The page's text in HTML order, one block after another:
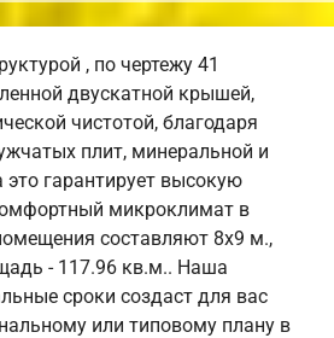
, по чертежу 41
двускатной крышей,
чистотой, благодаря
плит, минеральной и
это гарантирует высокую
микроклимат в
составляют 8х9 м.,
- 117.96 кв.м.. Наша
сроки создаст для вас
или типовому плану в